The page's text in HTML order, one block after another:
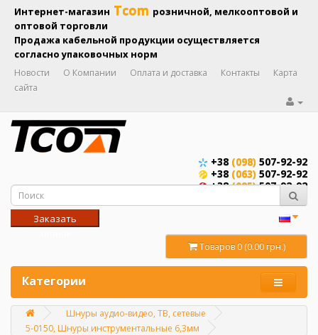
Интернет-магазин Tcom розничной, мелкооптовой и
оптовой торговли
Продажа кабельной продукции осуществляется
согласно упаковочных норм
Новости О Компании Оплата и доставка Контакты
Карта
сайта
+38 (098) 507-92-92
+38 (063) 507-92-92
+38(095)507-92-92
Заказать
Товаров 0 (0.00 грн.)
Категории
Главная
Шнуры аудио-видео, ТВ, сетевые
5-0150, Шнуры инструментальные 6,3мм